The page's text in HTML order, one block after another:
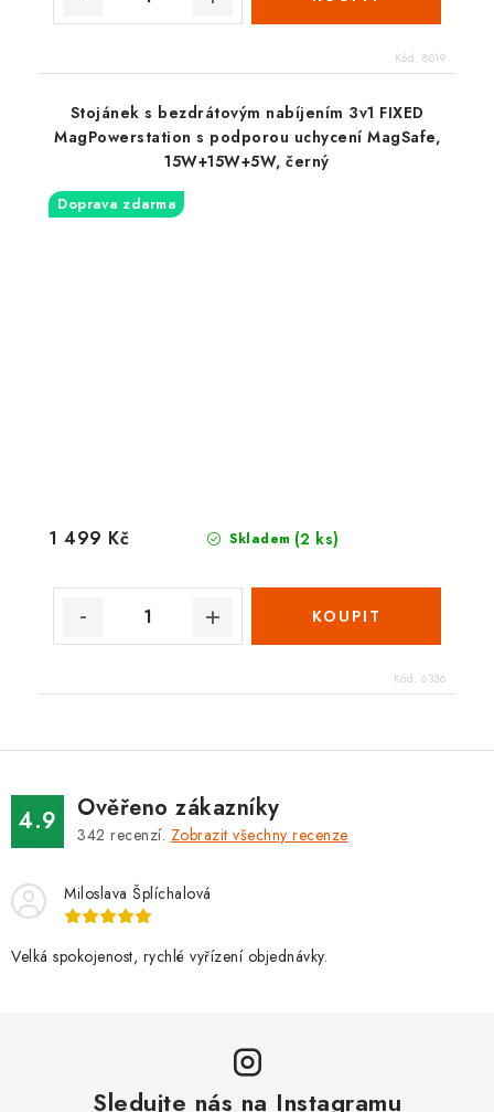
Kód: 8019
Stojánek s bezdrátovým nabíjením 3v1 FIXED
MagPowerstation s podporou uchycení MagSafe,
15W+15W+5W, černý
Doprava zdarma
Skladem (2 ks)
1 499 Kč
Kód: 6336
4.9 Ověřeno zákazníky
342 recenzí. Zobrazit všechny recenze
Miloslava Šplíchalová
Velká spokojenost, rychlé vyřízení objednávky.
Sledujte nás na Instagramu